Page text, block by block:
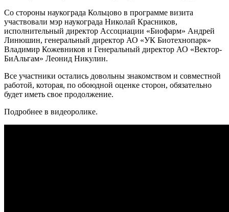
Со стороны наукограда Кольцово в программе визита
участвовали мэр наукограда Николай Красников,
исполнительный директор Ассоциации «Биофарм» Андрей
Линюшин, генеральный директор АО «УК Биотехнопарк»
Владимир Кожевников и Генеральный директор АО «Вектор-
БиАльгам» Леонид Никулин.
Все участники остались довольны знакомством и совместной
работой, которая, по обоюдной оценке сторон, обязательно
будет иметь свое продолжение.
Подробнее в видеоролике.